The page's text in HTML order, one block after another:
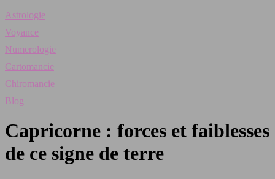
Astrologie
Voyance
Numerologie
Cartomancie
Chiromancie
Blog
Capricorne : forces et faiblesses
de ce signe de terre